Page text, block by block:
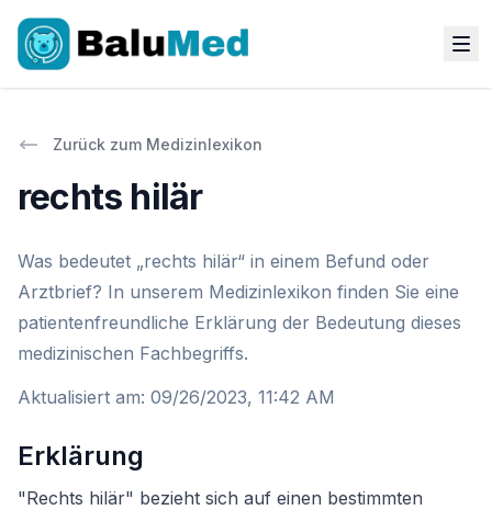
Zurück zum Medizinlexikon
rechts hilär
Was bedeutet „rechts hilär“ in einem Befund oder
Arztbrief? In unserem Medizinlexikon finden Sie eine
patientenfreundliche Erklärung der Bedeutung dieses
medizinischen Fachbegriffs.
Aktualisiert am: 09/26/2023, 11:42 AM
Erklärung
"Rechts hilär" bezieht sich auf einen bestimmten